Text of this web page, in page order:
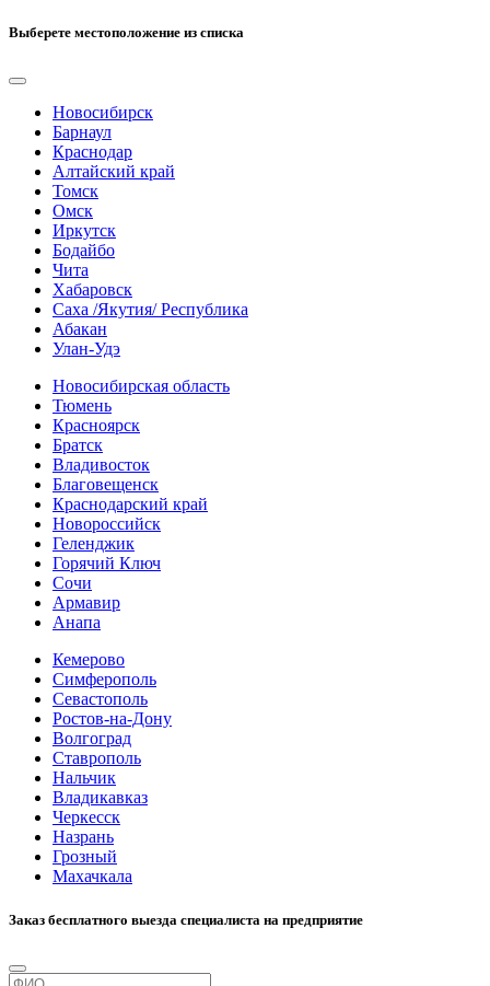
Выберете местоположение из списка
Новосибирск
Барнаул
Краснодар
Алтайский край
Томск
Омск
Иркутск
Бодайбо
Чита
Хабаровск
Саха /Якутия/ Республика
Абакан
Улан-Удэ
Новосибирская область
Тюмень
Красноярск
Братск
Владивосток
Благовещенск
Краснодарский край
Новороссийск
Геленджик
Горячий Ключ
Сочи
Армавир
Анапа
Кемерово
Симферополь
Севастополь
Ростов-на-Дону
Волгоград
Ставрополь
Нальчик
Владикавказ
Черкесск
Назрань
Грозный
Махачкала
Заказ бесплатного выезда специалиста на предприятие